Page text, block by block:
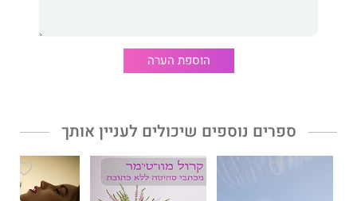
הוספת הערה
ספרים נוספים שיכולים לעניין אותך